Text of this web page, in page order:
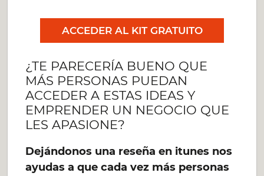
ACCEDER AL KIT GRATUITO
¿TE PARECERÍA BUENO QUE
MÁS PERSONAS PUEDAN
ACCEDER A ESTAS IDEAS Y
EMPRENDER UN NEGOCIO QUE
LES APASIONE?
Dejándonos una reseña en itunes nos
ayudas a que cada vez más personas